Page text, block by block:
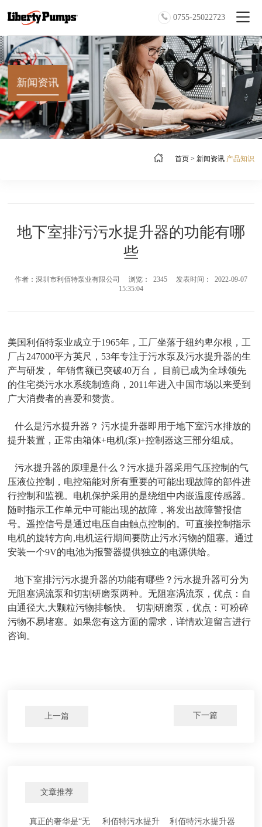
0755-25022723
新闻资讯
首页> 新闻资讯 产品知识
地下室排污污水提升器的功能有哪
些
作者：深圳市利佰特泵业有限公司 浏览： 2345 发表时间： 2022-09-07
15:35:04
美国利佰特泵业成立于1965年，工厂坐落于纽约卑尔根，工
厂占247000平方英尺， 53年专注于污水泵及污水提升器的生
产与研发， 年销售额已突破40万台， 目前已成为全球领先
的住宅类污水水系统制造商， 2011年进入中国市场以来受到
广大消费者的喜爱和赞赏。
什么是污水提升器？ 污水提升器即用于地下室污水排放的
提升装置，正常由箱体+电机(泵)+控制器这三部分组成。
污水提升器的原理是什么？污水提升器采用气压控制的气
压液位控制，电控箱能对所有重要的可能出现故障的部件进
行控制和监视。电机保护采用的是绕组中内嵌温度传感器。
随时指示工作单元中可能出现的故障，将发出故障警报信
号。遥控信号是通过电压自由触点控制的。可直接控制指示
电机的旋转方向,电机运行期间要防止污水污物的阻塞。通过
安装一个9V的电池为报警器提供独立的电源供给。
地下室排污污水提升器的功能有哪些？污水提升器可分为
无阻塞涡流泵和切割研磨泵两种。无阻塞涡流泵，优点：自
由通径大,大颗粒污物排畅快。 切割研磨泵，优点：可粉碎
污物不易堵塞。如果您有这方面的需求，详情欢迎留言进行
咨询。
上一篇 下一篇
文章推荐
真正的奢华是“无
利佰特污水提升
利佰特污水提升器